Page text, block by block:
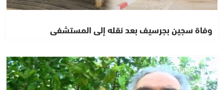
وفاة سجين بجرسيف بعد نقله إلى المستشفى
ثقافة وفنون